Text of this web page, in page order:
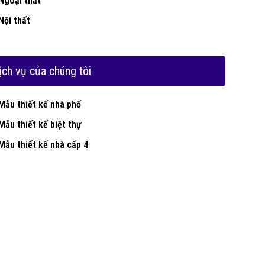
thất
vụ của chúng tôi
thiết kế nhà phố
thiết kế biệt thự
thiết kế nhà cấp 4